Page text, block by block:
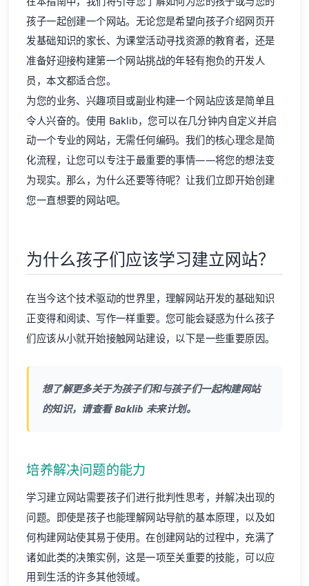
孩子一起创建一个网站。无论您是希望向孩子介绍网页开
发基础知识的家长、为课堂活动寻找资源的教育者，还是
准备好迎接构建第一个网站挑战的年轻有抱负的开发人
员，本文都适合您。
为您的业务、兴趣项目或副业构建一个网站应该是简单且
令人兴奋的。使用 Baklib，您可以在几分钟内自定义并启
动一个专业的网站，无需任何编码。我们的核心理念是简
化流程，让您可以专注于最重要的事情——将您的想法变
为现实。那么，为什么还要等待呢？让我们立即开始创建
您一直想要的网站吧。
为什么孩子们应该学习建立网站？
在当今这个技术驱动的世界里，理解网站开发的基础知识
正变得和阅读、写作一样重要。您可能会疑惑为什么孩子
们应该从小就开始接触网站建设，以下是一些重要原因。
想了解更多关于为孩子们和与孩子们一起构建网站
的知识，请查看Baklib 未来计划。
培养解决问题的能力
学习建立网站需要孩子们进行批判性思考，并解决出现的
问题。即使是孩子也能理解网站导航的基本原理，以及如
何构建网站使其易于使用。在创建网站的过程中，充满了
诸如此类的决策实例，这是一项至关重要的技能，可以应
用到生活的许多其他领域。